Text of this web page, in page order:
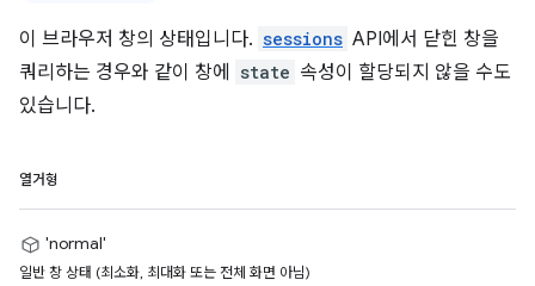
이 브라우저 창의 상태입니다. sessions API에서 닫힌 창을
쿼리하는 경우와 같이 창에
state 속성이 할당되지 않을 수도
있습니다.
열거형
'normal'
일반 창 상태 (최소화, 최대화 또는 전체 화면 아님)